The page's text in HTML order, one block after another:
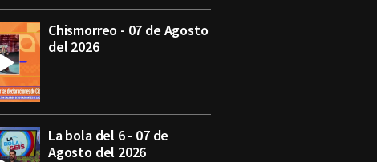
Chismorreo - 07 de Agosto
del 2026
La bola del 6 - 07 de
Agosto del 2026